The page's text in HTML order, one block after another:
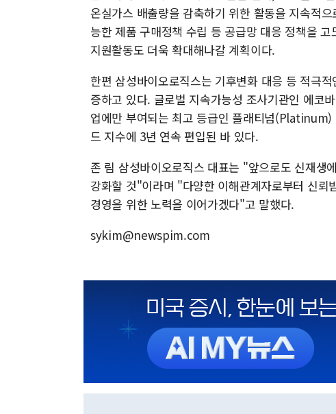
온실가스 배출량을 감축하기 위한 활동을 지속적
능한 제품 구매정책 수립 등 공급망 대응 정책을
지원활동도 더욱 확대해나갈 계획이다.
한편 삼성바이오로직스는 기후변화 대응 등 적극
증하고 있다. 글로벌 지속가능성 조사기관인 에코
업에만 부여되는 최고 등급인 플래티넘(Platinum)
드 지수에 3년 연속 편입된 바 있다.
존 림 삼성바이오로직스 대표는 "앞으로도 신재생
강화할 것"이라며 "다양한 이해관계자로부터 신
경영을 위한 노력을 이어가겠다"고 말했다.
sykim@newspim.com